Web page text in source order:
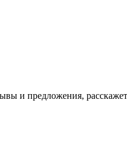
и предложения,